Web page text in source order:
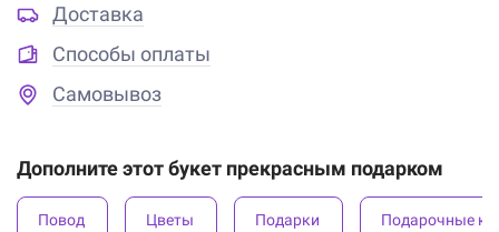
Доставка
Способы оплаты
Самовывоз
Дополните этот букет прекрасным подарком
Повод Цветы Подарки Подарочные